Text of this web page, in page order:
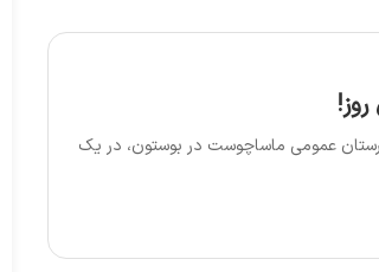
عمومی ماساچوست در بوستون، در یک